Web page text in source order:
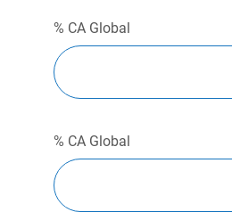
% CA Global
% CA Global